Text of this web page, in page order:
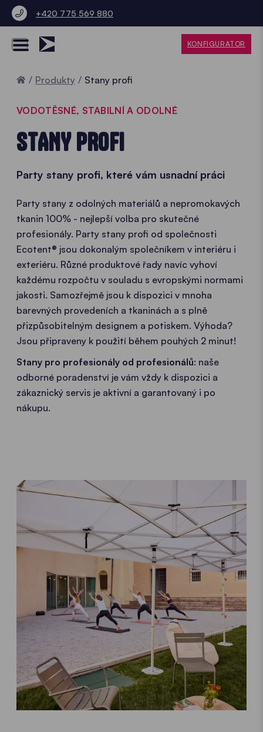
+420 775 569 880
KONFIGURATOR
Home
Produkty Stany profi
VODOTĚSNÉ, STABILNÍ A ODOLNÉ
STANY PROFI
Party stany profi, které vám usnadní práci
Party stany z odolných materiálů a nepromokavých
tkanin 100% - nejlepší volba pro skutečné
profesionály. Party stany profi od společnosti
Ecotent® jsou dokonalým společníkem v interiéru i
exteriéru. Různé produktové řady navíc vyhoví
každému rozpočtu v souladu s evropskými normami
jakosti. Samozřejmě jsou k dispozici v mnoha
barevných provedeních a tkaninách a s plně
přizpůsobitelným designem a potiskem. Výhoda?
Jsou připraveny k použití během pouhých 2 minut!
Stany pro profesionály od profesionálů: naše
odborné poradenství je vám vždy k dispozici a
zákaznický servis je aktivní a garantovaný i po
nákupu.